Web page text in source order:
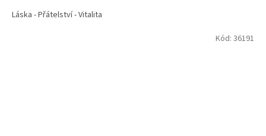
Láska - Přátelství - Vitalita
Kód: 36191